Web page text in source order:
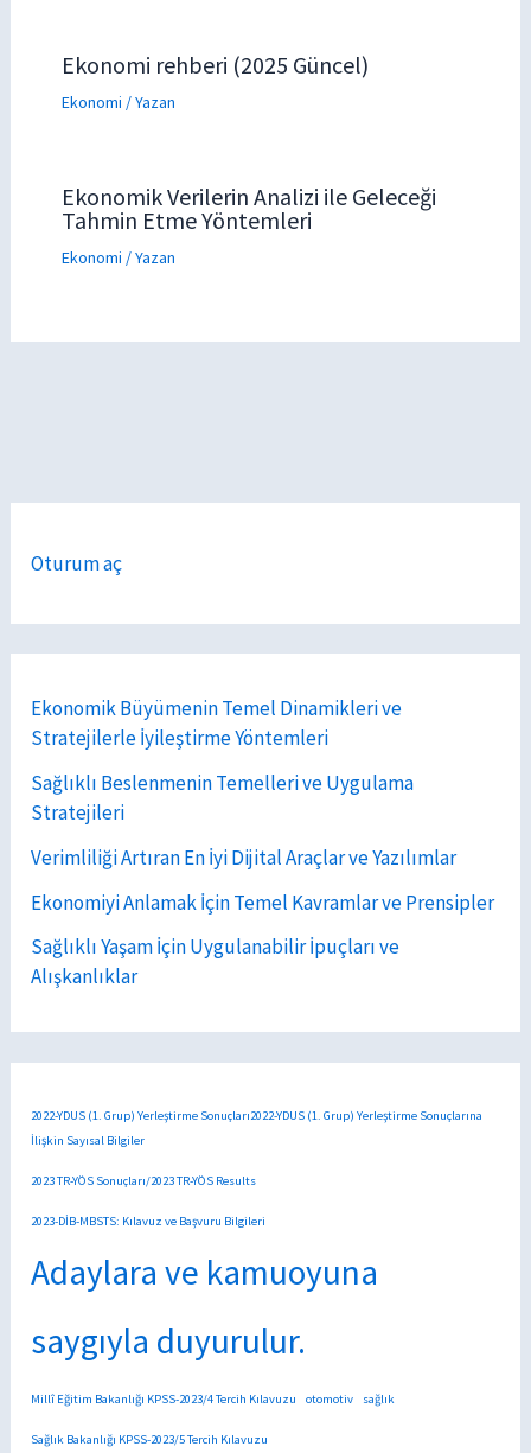
Ekonomi rehberi (2025 Güncel)
Ekonomi / Yazan
Ekonomik Verilerin Analizi ile Geleceği
Tahmin Etme Yöntemleri
Ekonomi / Yazan
Oturum aç
Ekonomik Büyümenin Temel Dinamikleri ve
Stratejilerle İyileştirme Yöntemleri
Sağlıklı Beslenmenin Temelleri ve Uygulama
Stratejileri
Verimliliği Artıran En İyi Dijital Araçlar ve Yazılımlar
Ekonomiyi Anlamak İçin Temel Kavramlar ve Prensipler
Sağlıklı Yaşam İçin Uygulanabilir İpuçları ve
Alışkanlıklar
2022-YDUS (1. Grup) Yerleştirme Sonuçları2022-YDUS (1. Grup) Yerleştirme Sonuçlarına
İlişkin Sayısal Bilgiler
2023 TR-YÖS Sonuçları/2023 TR-YÖS Results
2023-DİB-MBSTS: Kılavuz ve Başvuru Bilgileri
Adaylara ve kamuoyuna
saygıyla duyurulur.
Millî Eğitim Bakanlığı KPSS-2023/4 Tercih Kılavuzu otomotiv sağlık
Sağlık Bakanlığı KPSS-2023/5 Tercih Kılavuzu